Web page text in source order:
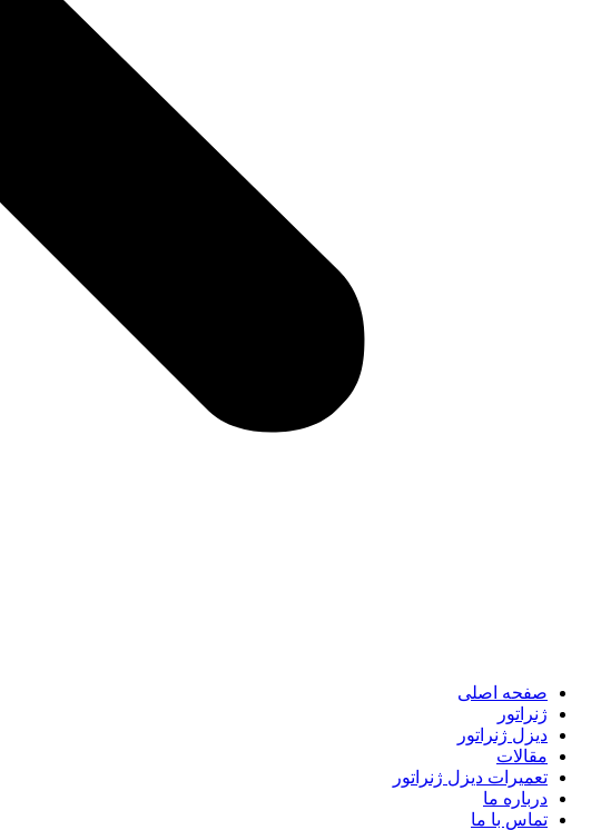
صفحه اصلی
ژنراتور
دیزل ژنراتور
مقالات
تعمیرات دیزل ژنراتور
درباره ما
تماس با ما